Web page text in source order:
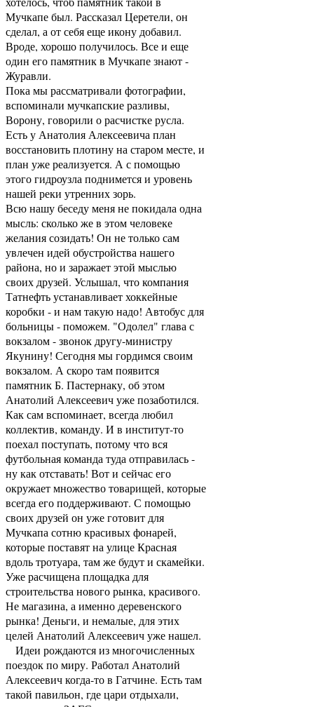
Мучкапе был. Рассказал Церетели, он
сделал, а от себя еще икону добавил.
Вроде, хорошо получилось. Все и еще
один его памятник в Мучкапе знают -
Журавли.
Пока мы рассматривали фотографии,
вспоминали мучкапские разливы,
Ворону, говорили о расчистке русла.
Есть у Анатолия Алексеевича план
восстановить плотину на старом месте, и
план уже реализуется. А с помощью
этого гидроузла поднимется и уровень
нашей реки утренних зорь.
Всю нашу беседу меня не покидала одна
мысль: сколько же в этом человеке
желания созидать! Он не только сам
увлечен идей обустройства нашего
района, но и заражает этой мыслью
своих друзей. Услышал, что компания
Татнефть устанавливает хоккейные
коробки - и нам такую надо! Автобус для
больницы - поможем. "Одолел" глава с
вокзалом - звонок другу-министру
Якунину! Сегодня мы гордимся своим
вокзалом. А скоро там появится
памятник Б. Пастернаку, об этом
Анатолий Алексеевич уже позаботился.
Как сам вспоминает, всегда любил
коллектив, команду. И в институт-то
поехал поступать, потому что вся
футбольная команда туда отправилась -
ну как отставать! Вот и сейчас его
окружает множество товарищей, которые
всегда его поддерживают. С помощью
своих друзей он уже готовит для
Мучкапа сотню красивых фонарей,
которые поставят на улице Красная
вдоль тротуара, там же будут и скамейки.
Уже расчищена площадка для
строительства нового рынка, красивого.
Не магазина, а именно деревенского
рынка! Деньги, и немалые, для этих
целей Анатолий Алексеевич уже нашел.
Идеи рождаются из многочисленных
поездок по миру. Работал Анатолий
Алексеевич когда-то в Гатчине. Есть там
такой павильон, где цари отдыхали,